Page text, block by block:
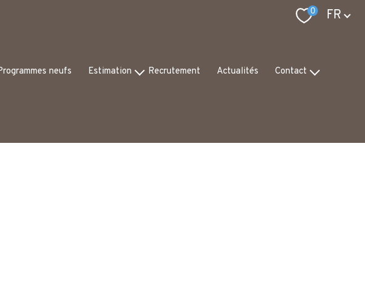
0 Langue
FR
neufs Estimation Recrutement Actualités Contact